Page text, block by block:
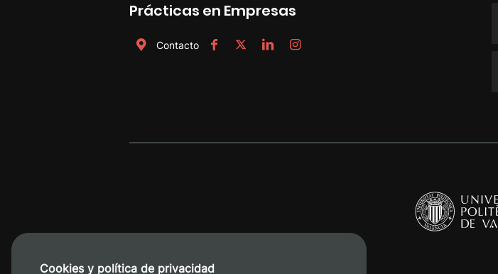
Prácticas en Empresas
Contacto
Cookies y política de privacidad